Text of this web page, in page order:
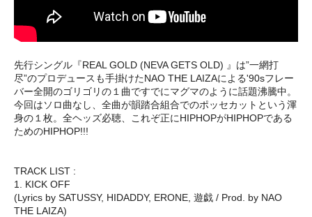
先行シングル『REAL GOLD (NEVA GETS OLD) 』は”一網打
尽”のプロデュースも手掛けたNAO THE LAIZAによる'90sフレー
バー全開のゴリゴリの１曲ですでにマグマのように話題沸騰中。
今回はソロ曲なし、全曲が韻踏合組合でのポッセカットという渾
身の１枚。全ヘッズ必聴、これぞ正にHIPHOPがHIPHOPである
ためのHIPHOP!!!
TRACK LIST :
1. KICK OFF
(Lyrics by SATUSSY, HIDADDY, ERONE, 遊戯 / Prod. by NAO
THE LAIZA)